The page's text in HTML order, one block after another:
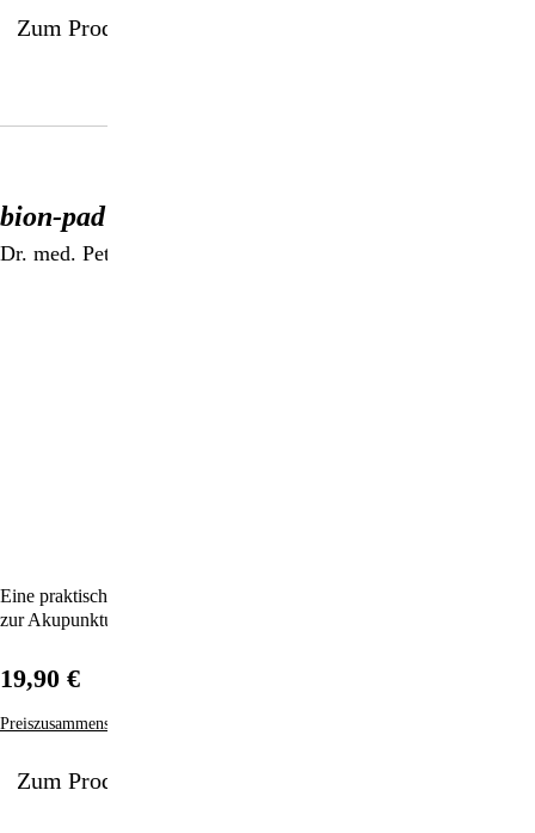
Zum Produkt
bion-pad Akupunktur-Anleitung
Dr. med. Peter Laatsch
Eine praktische Anleitung, wie Sie die bion-pads und bpa-Creme auch
zur Akupunktur verwenden können.
Zum Produkt
19,90 €
Preiszusammensetzung